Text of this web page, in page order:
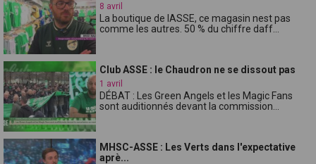
8 avril
La boutique de lASSE, ce magasin nest pas
comme les autres. 50 % du chiffre daff...
Club ASSE : le Chaudron ne se dissout pas
1 avril
DÉBAT : Les Green Angels et les Magic Fans
sont auditionnés devant la commission...
MHSC-ASSE : Les Verts dans l'expectative
aprè...